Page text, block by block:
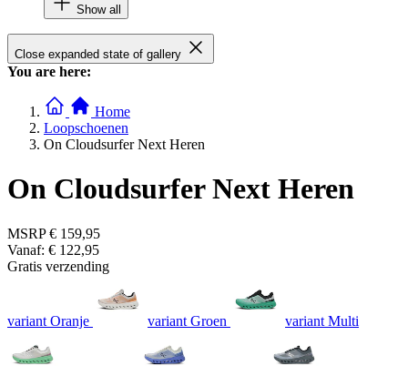
Show all
Close expanded state of gallery
You are here:
Home
Loopschoenen
On Cloudsurfer Next Heren
On Cloudsurfer Next Heren
MSRP € 159,95
Vanaf: € 122,95
Gratis verzending
variant Oranje variant Groen variant Multi